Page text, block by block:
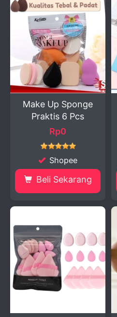
Make Up Sponge
Praktis 6 Pcs
Rp0
Shopee
Beli Sekarang